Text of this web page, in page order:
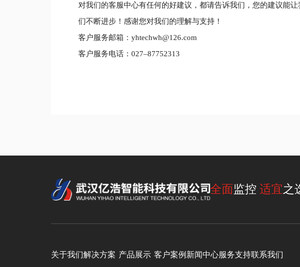
对我们的客服中心有任何的好建议，都请告诉我们，您的建议能让
们不断进步！感谢您对我们的理解与支持！
客户服务邮箱：yhtechwh@126.com
客户服务电话：027–87752313
全面监控 适宜之
关于我们解决方案 产品展示 客户案例 新闻中心服务支持联系我们